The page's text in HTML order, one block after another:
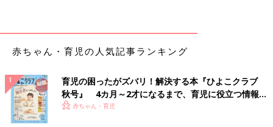
赤ちゃん・育児の人気記事ランキング
育児の困ったがズバリ！解決する本『ひよこクラブ
秋号』 4カ月～2才になるまで、育児に役立つ情報が
いっぱい！
赤ちゃん・育児